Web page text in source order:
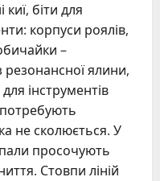
киї, біти для
корпуси роялів,
–
резонансної ялини,
інструментів
не сколюється. У
просочують
Стовпи ліній